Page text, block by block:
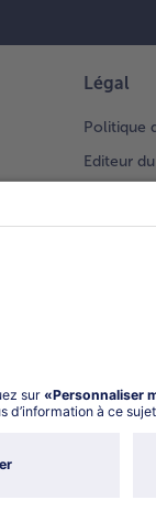
Légal
Politique
Editeur